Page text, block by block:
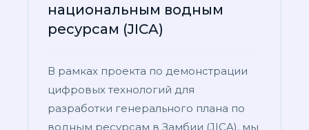
национальным водным
ресурсам (JICA)
В рамках проекта по демонстрации
цифровых технологий для
разработки генерального плана по
водным ресурсам в Замбии (JICA), мы